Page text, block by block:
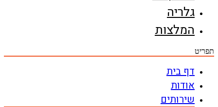
גלריה
המלצות
תפריט
דף בית
אודות
שירותים